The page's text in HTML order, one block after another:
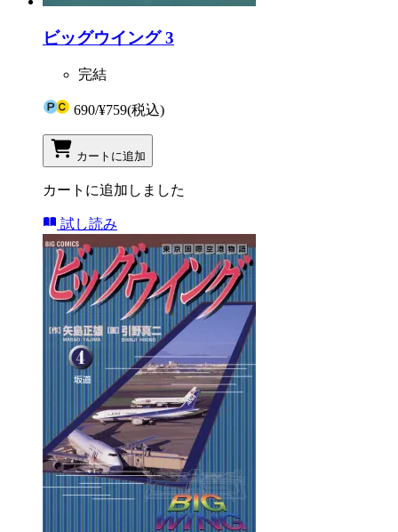
ビッグウイング 3
完結
690/¥759(税込)
カートに追加
カートに追加しました
試し読み